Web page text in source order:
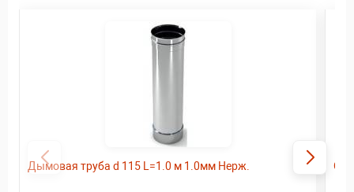
Дымовая труба d 115 L=1.0 м 1.0мм Нерж.